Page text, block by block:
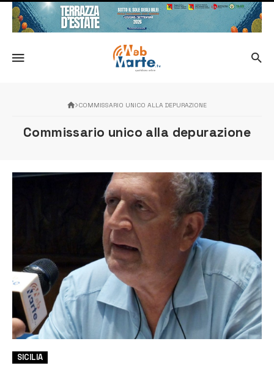
COMMISSARIO UNICO ALLA DEPURAZIONE
Commissario unico alla depurazione
SICILIA